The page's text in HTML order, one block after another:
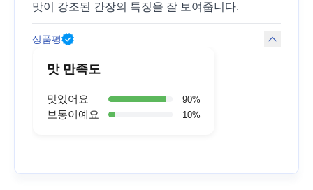
맛이 강조된 간장의 특징을 잘 보여줍니다.
상품평
맛 만족도
맛있어요 90%
보통이예요 10%